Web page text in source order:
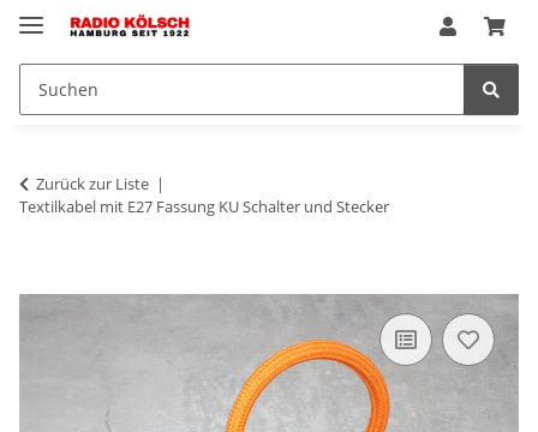
Zurück zur Liste
Textilkabel mit E27 Fassung KU Schalter und Stecker